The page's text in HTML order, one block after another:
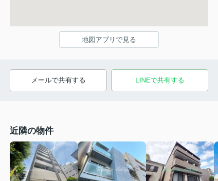
地図アプリで見る
メールで共有する LINEで共有する
近隣の物件